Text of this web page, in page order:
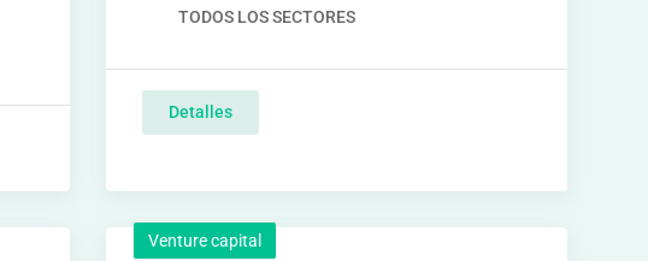
TODOS LOS SECTORES
Detalles
Venture capital